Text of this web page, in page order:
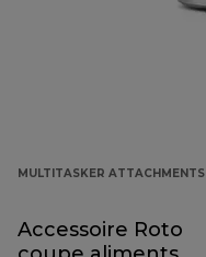
MULTITASKER ATTACHMENTS
Accessoire Roto